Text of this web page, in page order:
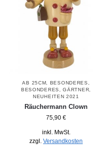
AB 25CM BESONDERES
BESONDERES
,GÄRTNER
NEUHEITEN 2021
Räuchermann Clown
75,90 €
inkl. MwSt.
zzgl. Versandkosten